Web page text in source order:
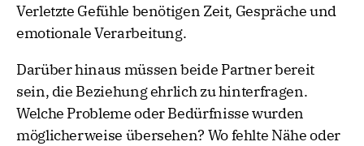
Verletzte Gefühle benötigen Zeit, Gespräche und
emotionale Verarbeitung.
Darüber hinaus müssen beide Partner bereit
sein, die Beziehung ehrlich zu hinterfragen.
Welche Probleme oder Bedürfnisse wurden
möglicherweise übersehen? Wo fehlte Nähe oder